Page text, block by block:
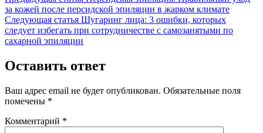
запись:
за кожей после персидской эпиляции в жарком климате
Следующая статья Следующая
запись:
Шугаринг лица: 3 ошибки, которых
следует избегать при сотрудничестве с самозанятыми по
сахарной эпиляции
Оставить ответ
Ваш адрес email не будет опубликован. Обязательные поля
помечены *
Комментарий *